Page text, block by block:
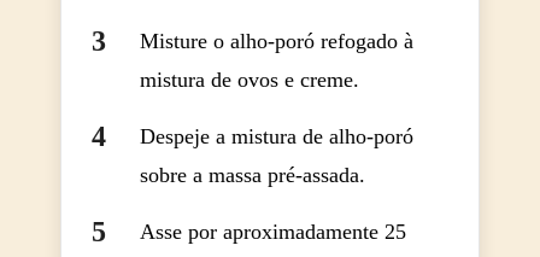
Misture o alho-poró refogado à
mistura de ovos e creme.
Despeje a mistura de alho-poró
sobre a massa pré-assada.
Asse por aproximadamente 25